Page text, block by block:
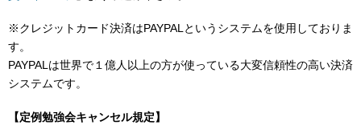
※クレジットカード決済はPAYPALというシステムを使用しておりま
す。
PAYPALは世界で１億人以上の方が使っている大変信頼性の高い決済
システムです。
【定例勉強会キャンセル規定】